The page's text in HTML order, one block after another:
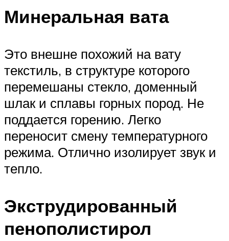
Минеральная вата
Это внешне похожий на вату
текстиль, в структуре которого
перемешаны стекло, доменный
шлак и сплавы горных пород. Не
поддается горению. Легко
переносит смену температурного
режима. Отлично изолирует звук и
тепло.
Экструдированный
пенополистирол